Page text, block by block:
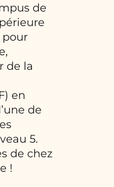
de
pour
de la
en
de
5.
de chez
!